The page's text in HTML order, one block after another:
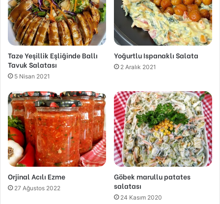
Taze Yeşillik Eşliğinde Ballı
Tavuk Salatası
5 Nisan 2021
Yoğurtlu Ispanaklı Salata
2 Aralık 2021
Orjinal Acılı Ezme
27 Ağustos 2022
Göbek marullu patates
salatası
24 Kasım 2020